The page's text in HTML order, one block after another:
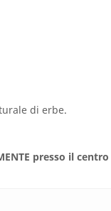
di erbe.
presso il centro